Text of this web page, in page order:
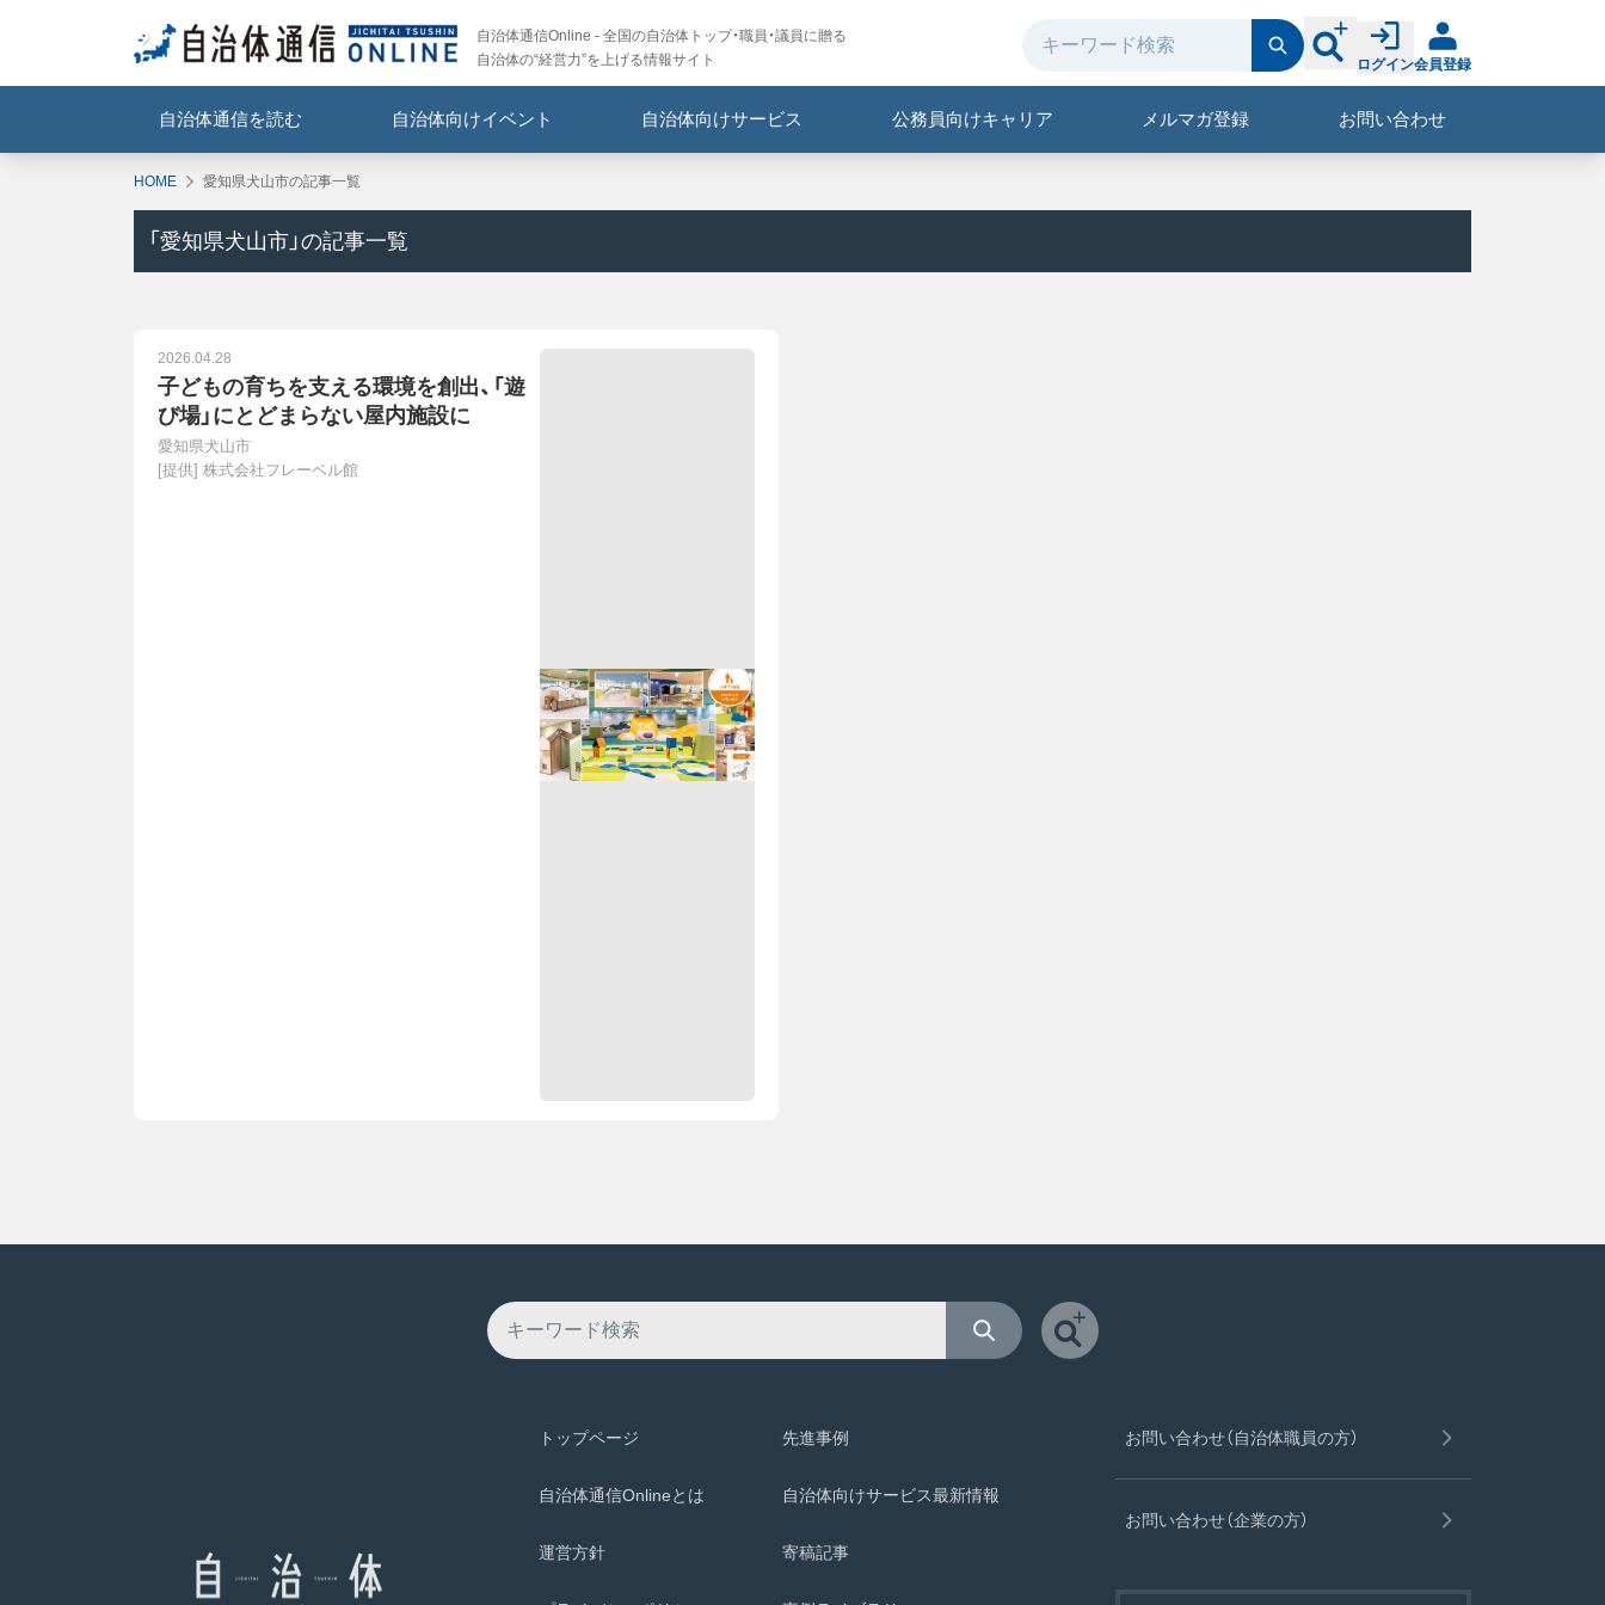
自治体通信Online - 全国の自治体トップ・職員・議員に贈る
自治体の“経営力”を上げる情報サイト
ログイン会員登録
自治体通信を読む 自治体向けイベント 自治体向けサービス 公務員向けキャリア メルマガ登録 お問い合わせ
HOME 愛知県犬山市の記事一覧
「 愛知県犬山市 」の記事一覧
2026.04.28
子どもの育ちを支える環境を創出、「遊
び場」にとどまらない屋内施設に
愛知県犬山市
[提供] 株式会社フレーベル館
トップページ
自治体通信Onlineとは
運営方針
先進事例
自治体向けサービス最新情報
寄稿記事
お問い合わせ（自治体職員の方）
お問い合わせ（企業の方）